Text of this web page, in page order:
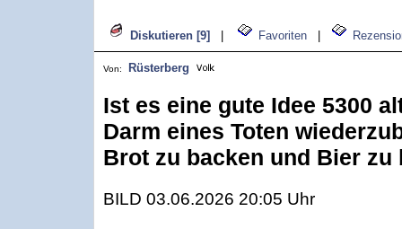
Diskutieren [9] Favoriten
Von: Rüsterberg
Ist es eine gute Idee 5300
Darm eines Toten
Brot zu backen und Bier zu
BILD 03.06.2026 20:05 Uhr